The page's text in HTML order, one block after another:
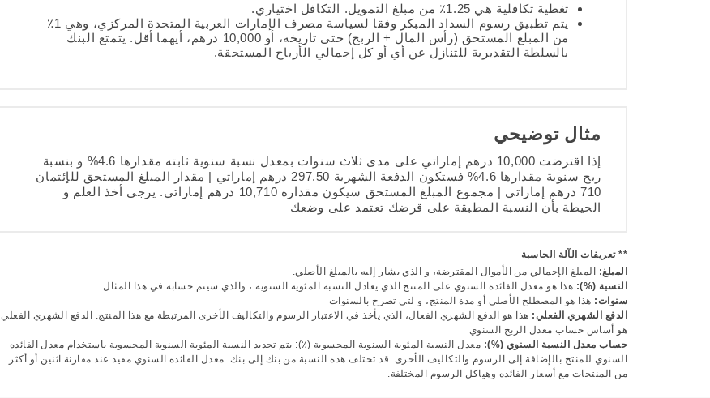
تغطية تكافلية هي 1.25٪ من مبلغ التمويل. التكافل اختياري.
يتم تطبيق رسوم السداد المبكر وفقا لسياسة مصرف الإمارات العربية المتحدة المركزي، وهي 1٪
من المبلغ المستحق (رأس المال + الربح) حتى تاريخه، أو 10,000 درهم، أيهما أقل. يتمتع البنك
بالسلطة التقديرية للتنازل عن أي أو كل إجمالي الأرباح المستحقة.
مثال توضيحي
إذا اقترضت 10,000 درهم إماراتي على مدى ثلاث سنوات بمعدل نسبة سنوية ثابته مقدارها 4.6% و بنسبة
ربح سنوية مقدارها 4.6% فستكون الدفعة الشهرية 297.50 درهم إماراتي | مقدار المبلغ المستحق للإئتمان
710 درهم إماراتي | مجموع المبلغ المستحق سيكون مقداره 10,710 درهم إماراتي. يرجى أخذ العلم و
الحيطة بأن النسبة المطبقة على قرضك تعتمد على وضعك
** تعريفات الآلة الحاسبة
المبلغ: المبلغ الإجمالي من الأموال المقترضة، و الذي يشار إليه بالمبلغ الأصلي.
النسبة (%): هذا هو معدل الفائده السنوي على المنتج الذي يعادل النسبة المئوية السنوية ، والذي سيتم حسابه في هذا المثال
سنوات: هذا هو المصطلح الأصلي أو مدة المنتج، و لتي تصرح بالسنوات
الدفع الشهري الفعلي: هذا هو الدفع الشهري الفعال، الذي يأخذ في الاعتبار الرسوم والتكاليف الأخرى المرتبطة مع هذا المنتج. الدفع الشهري الفعلي
هو أساس حساب معدل الربح السنوي
حساب معدل النسبة السنوي (%): معدل النسبة المئوية السنوية المحسوبة (٪): يتم تحديد النسبة المئوية السنوية المحسوبة باستخدام معدل الفائده
السنوي للمنتج بالإضافة إلى الرسوم والتكاليف الأخرى. قد تختلف هذه النسبة من بنك إلى بنك. معدل الفائده السنوي مفيد عند مقارنة اثنين أو أكثر
من المنتجات مع أسعار الفائده وهياكل الرسوم المختلفة.